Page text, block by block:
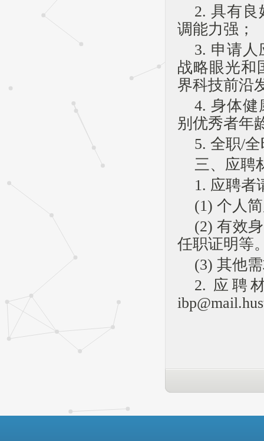
2. 具有
调能力强；
3. 申请
战略眼光和
界科技前沿
4. 身体健
别优秀者年
5. 全职/
三、应聘
1. 应聘者
(1) 个人
(2) 有效
任职证明等
(3) 其他
2. 应聘